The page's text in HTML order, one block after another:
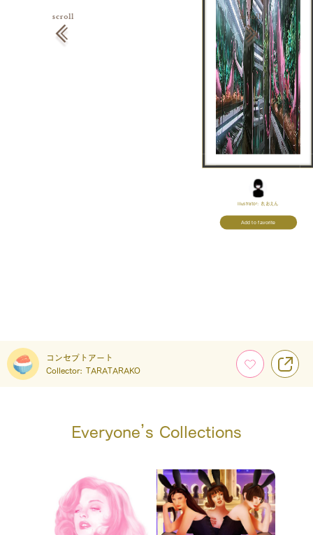
Illustrator: れおえん
Add to favorite
コンセプトアート
Collector: TARATARAKO
Everyone’s Collections